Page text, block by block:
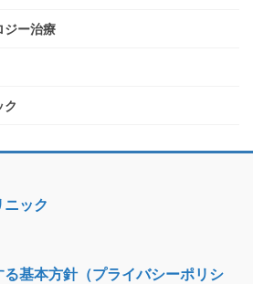
ジー治療
ク
ック
基本方針（プライバシーポリシ